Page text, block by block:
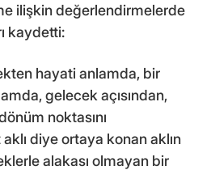
ilişkin değerlendirmelerde
kaydetti:
hayati anlamda, bir
gelecek açısından,
noktasını
diye ortaya konan aklın
alakası olmayan bir